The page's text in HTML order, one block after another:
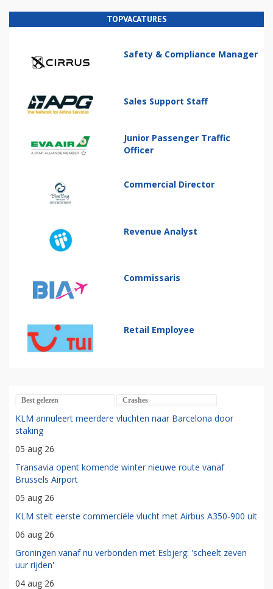
TOPVACATURES
Safety & Compliance Manager
Sales Support Staff
Junior Passenger Traffic
Officer
Commercial Director
Revenue Analyst
Commissaris
Retail Employee
Best gelezen Crashes
KLM annuleert meerdere vluchten naar Barcelona door
staking
05 aug 26
Transavia opent komende winter nieuwe route vanaf
Brussels Airport
05 aug 26
KLM stelt eerste commerciële vlucht met Airbus A350-900 uit
06 aug 26
Groningen vanaf nu verbonden met Esbjerg: 'scheelt zeven
uur rijden'
04 aug 26